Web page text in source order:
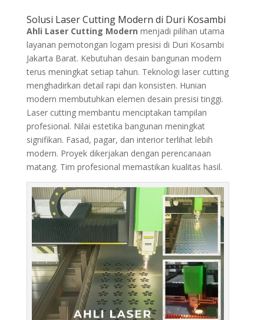
Solusi Laser Cutting Modern di Duri Kosambi
Ahli Laser Cutting Modern menjadi pilihan utama
layanan pemotongan logam presisi di Duri Kosambi
Jakarta Barat. Kebutuhan desain bangunan modern
terus meningkat setiap tahun. Teknologi laser cutting
menghadirkan detail rapi dan konsisten. Hunian
modern membutuhkan elemen desain presisi tinggi.
Laser cutting membantu menciptakan tampilan
profesional. Nilai estetika bangunan meningkat
signifikan. Fasad, pagar, dan interior terlihat lebih
modern. Proyek dikerjakan dengan perencanaan
matang. Tim profesional memastikan kualitas hasil.